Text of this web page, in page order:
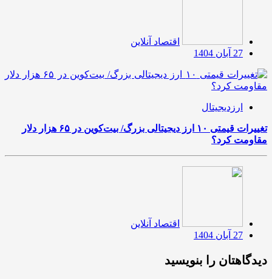
اقتصاد آنلاین
27 آبان 1404
ارزدیجیتال
تغییرات قیمتی ۱۰ ارز دیجیتالی بزرگ/ بیت‌کوین در ۶۵ هزار دلار
مقاومت کرد؟
اقتصاد آنلاین
27 آبان 1404
دیدگاهتان را بنویسید